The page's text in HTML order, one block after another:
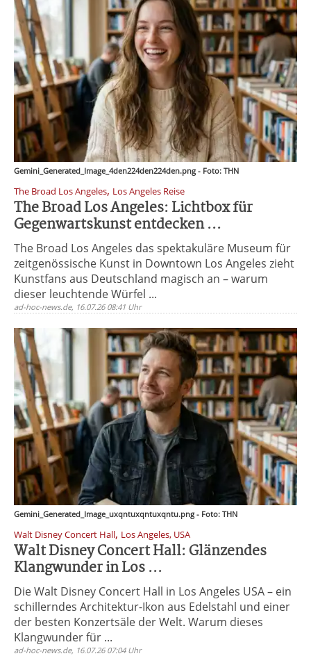
Gemini_Generated_Image_4den224den224den.png - Foto: THN
The Broad Los Angeles, Los Angeles Reise
The Broad Los Angeles: Lichtbox für
Gegenwartskunst entdecken ...
The Broad Los Angeles das spektakuläre Museum für
zeitgenössische Kunst in Downtown Los Angeles zieht
Kunstfans aus Deutschland magisch an – warum
dieser leuchtende Würfel ...
ad-hoc-news.de, 16.07.26 08:41 Uhr
Gemini_Generated_Image_uxqntuxqntuxqntu.png - Foto: THN
Walt Disney Concert Hall, Los Angeles, USA
Walt Disney Concert Hall: Glänzendes
Klangwunder in Los ...
Die Walt Disney Concert Hall in Los Angeles USA – ein
schillerndes Architektur-Ikon aus Edelstahl und einer
der besten Konzertsäle der Welt. Warum dieses
Klangwunder für ...
ad-hoc-news.de, 16.07.26 07:04 Uhr